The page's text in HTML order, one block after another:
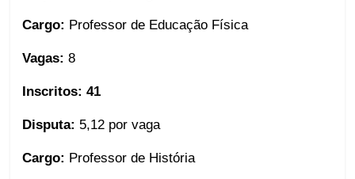
Cargo: Professor de Educação Física
Vagas:8
Inscritos:41
Disputa: 5,12 por vaga
Cargo: Professor de História